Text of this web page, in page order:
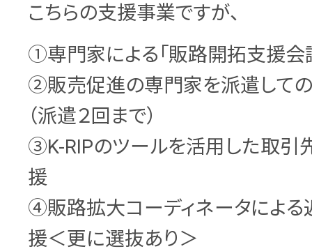
こちらの支援事業ですが、
①専門家による「販路開拓支援会
②販売促進の専門家を派遣して
（派遣２回まで）
③K-RIPのツールを活用した取引
援
④販路拡大コーディネータによる
援＜更に選抜あり＞